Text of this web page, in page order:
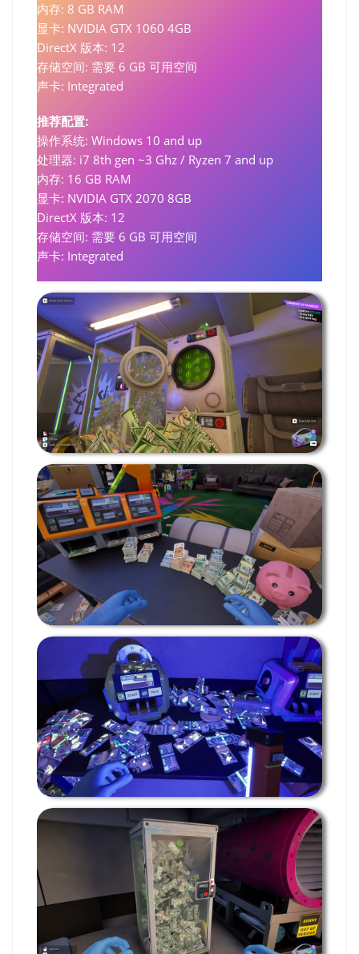
内存: 8 GB RAM
显卡: NVIDIA GTX 1060 4GB
DirectX 版本: 12
存储空间: 需要 6 GB 可用空间
声卡: Integrated
推荐配置:
操作系统: Windows 10 and up
处理器: i7 8th gen ~3 Ghz / Ryzen 7 and up
内存: 16 GB RAM
显卡: NVIDIA GTX 2070 8GB
DirectX 版本: 12
存储空间: 需要 6 GB 可用空间
声卡: Integrated